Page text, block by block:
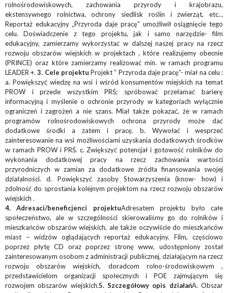
rolnośrodowiskowych, zachowania przyrody i krajobrazu,
ekstensywnego rolnictwa, ochrony siedlisk roślin i zwierząt, etc…
Reportaż edukacyjny „Przyroda daje pracę” umożliwił osiągnięcie tego
celu. Doświadczenie z tego projektu, jak i samo narzędzie- film
edukacyjny, zamierzamy wykorzystać w dalszej naszej pracy na rzecz
rozwoju obszarów wiejskich w projektach , które realizujemy obecnie
(PRINCE) oraz które zamierzamy realizować min. w ramach programu
LEADER +.3. Cele projektu Projekt ” Przyroda daje pracę”- miał na celu :
a. Powiększyć wiedzę na wsi i wśród konsumentów miejskich na temat
PROW i przede wszystkim PRŚ; spróbować przełamać barierę
informacyjną i myślenie o ochronie przyrody w kategoriach wyłącznie
ograniczeń i zagrożeń a nie szans. Miał także pokazać, że w ramach
programów rolnośrodowiskowych ochrona przyrody może dać
dodatkowe środki a zatem i pracę. b. Wywołać i wesprzeć
zainteresowanie na wsi możliwościami uzyskania dodatkowych środków
w ramach PROW i PRŚ. c. Zwiększyć potencjał i gotowość rolników do
wykonania dodatkowej pracy na rzecz zachowania wartości
przyrodniczych w zamian za dodatkowe źródła finansowania swojej
działalności. d. Powiększyć zasoby Stowarzyszenia (know- how) i
zdolność do sprostania kolejnym projektom na rzecz rozwoju obszarów
wiejskich .
4. Adresaci/beneficjenci projektuAdresatem projektu było całe
społeczeństwo, ale w szczególności skierowaliśmy go do rolników i
mieszkańców obszarów wiejskich, ale także oczywiście do mieszkańców
miast – widzów oglądających reportaż edukacyjny. Film, częściowo
poprzez płytę CD oraz poprzez stronę www, udostępniony został
zainteresowanym osobom z administracji publicznej, działającym na rzecz
rozwoju obszarów wiejskich, doradcom rolno-środowiskowym ,
przedstawicielom organizacji społecznych i POE zajmującym się
rozwojem obszarów wiejskich.5. Szczegółowy opis działańA. Obszar